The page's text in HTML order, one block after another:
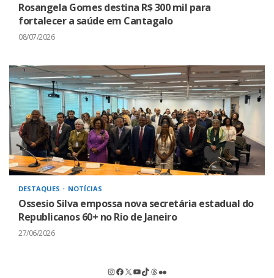
Rosangela Gomes destina R$ 300 mil para
fortalecer a saúde em Cantagalo
08/07/2026
DESTAQUES NOTÍCIAS
Ossesio Silva empossa nova secretária estadual do
Republicanos 60+ no Rio de Janeiro
27/06/2026
Instagram
Facebook
X Youtube
TikTok
Threads
Flickr